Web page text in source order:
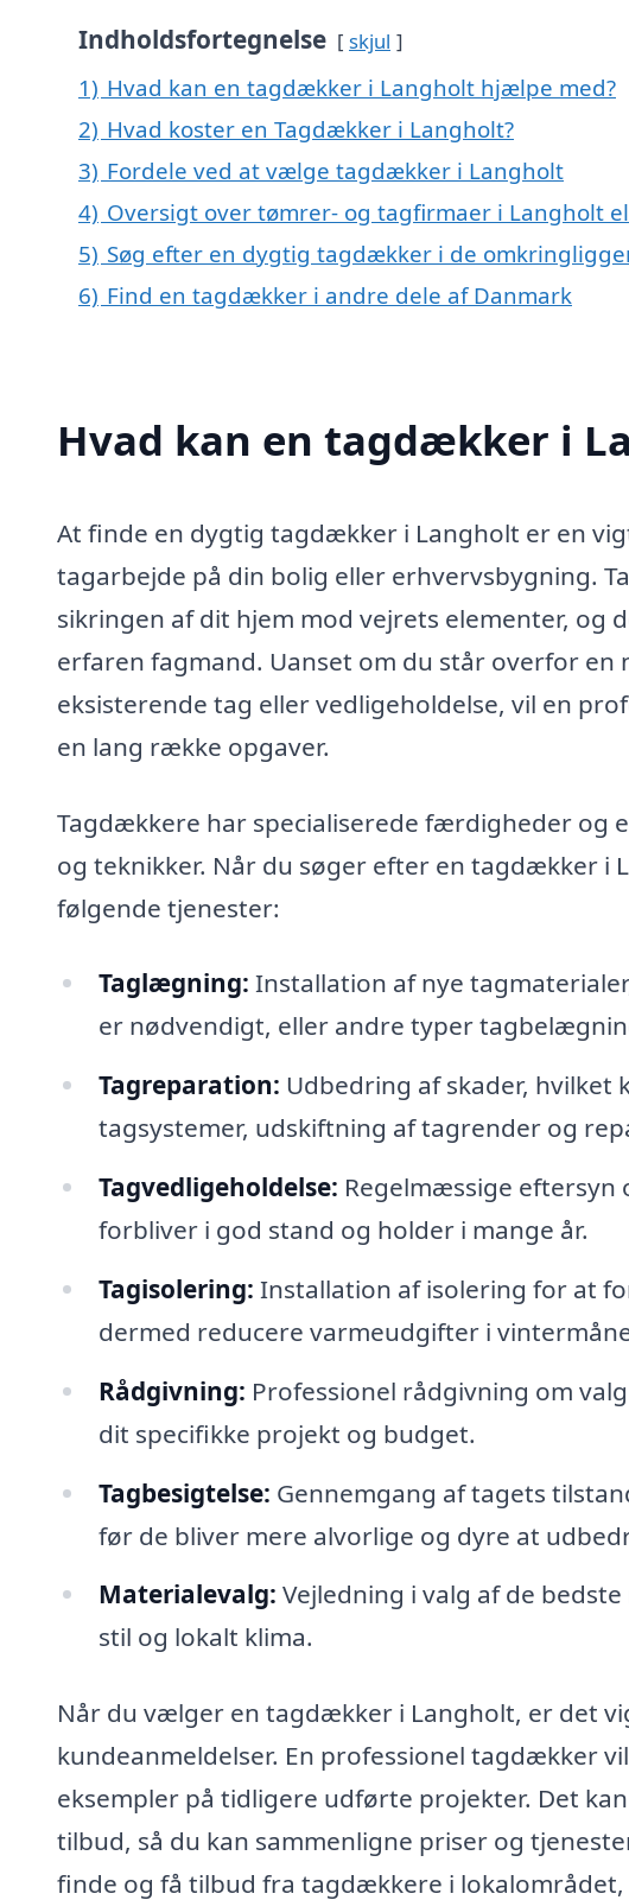
Indholdsfortegnelse skjul
1) Hvad kan en tagdækker i Langholt hjælpe med?
2) Hvad koster en Tagdækker i Langholt?
3) Fordele ved at vælge tagdækker i Langholt
4) Oversigt over tømrer- og tagfirmaer i Langholt
5) Søg efter en dygtig tagdækker i de
6) Find en tagdækker i andre dele af Danmark
Hvad kan en tagdækker i
At finde en dygtig tagdækker i Langholt er en
tagarbejde på din bolig eller erhvervsbygning.
sikringen af dit hjem mod vejrets elementer,
erfaren fagmand. Uanset om du står overfor
eksisterende tag eller vedligeholdelse, vil en
en lang række opgaver.
Tagdækkere har specialiserede færdigheder og
og teknikker. Når du søger efter en tagdækker i
følgende tjenester:
Taglægning: Installation af nye
er nødvendigt, eller andre typer
Tagreparation: Udbedring af skader, hvilket
tagsystemer, udskiftning af tagrender og
Tagvedligeholdelse: Regelmæssige eftersyn
forbliver i god stand og holder i mange år.
Tagisolering: Installation af isolering for at
dermed reducere varmeudgifter i
Rådgivning: Professionel rådgivning om
dit specifikke projekt og budget.
Tagbesigtelse: Gennemgang af tagets
før de bliver mere alvorlige og dyre at
Materialevalg: Vejledning i valg af de
stil og lokalt klima.
Når du vælger en tagdækker i Langholt, er det
kundeanmeldelser. En professionel tagdækker
eksempler på tidligere udførte projekter. Det
tilbud, så du kan sammenligne priser og
finde og få tilbud fra tagdækkere i